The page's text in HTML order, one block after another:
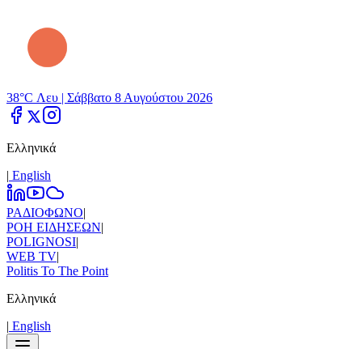
38°C Λευ | Σάββατο 8 Αυγούστου 2026
Ελληνικά
| Εnglish
ΡΑΔΙΟΦΩΝΟ|
ΡΟΗ ΕΙΔΗΣΕΩΝ|
POLIGNOSI|
WEB TV|
Politis To The Point
Ελληνικά
| Εnglish